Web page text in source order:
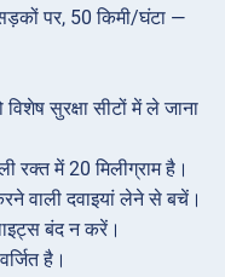
पर, 50 किमी/घंटा —
सुरक्षा सीटों में ले जाना
रक्त में 20 मिलीग्राम है।
वाली दवाइयां लेने से बचें।
बंद न करें।
है।